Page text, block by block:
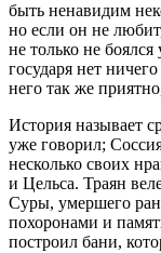
быть ненавидим
но если он не
не только не
государя нет
него так же
История называет
уже говорил;
несколько своих
и Цельса. Траян
Суры, умершего
похоронами и
построил бани,